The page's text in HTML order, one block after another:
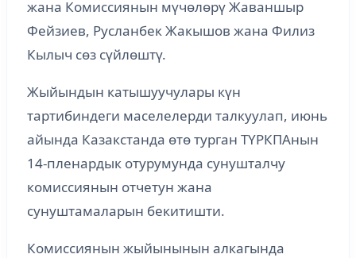
жана Комиссиянын мүчөлөрү Жаваншыр
Фейзиев, Русланбек Жакышов жана Филиз
Кылыч сөз сүйлөштү.
Жыйындын катышуучулары күн
тартибиндеги маселелерди талкуулап, июнь
айында Казакстанда өтө турган ТҮРКПАнын
14-пленардык отурумунда сунушталчу
комиссиянын отчетун жана
сунуштамаларын бекитишти.
Комиссиянын жыйынынын алкагында